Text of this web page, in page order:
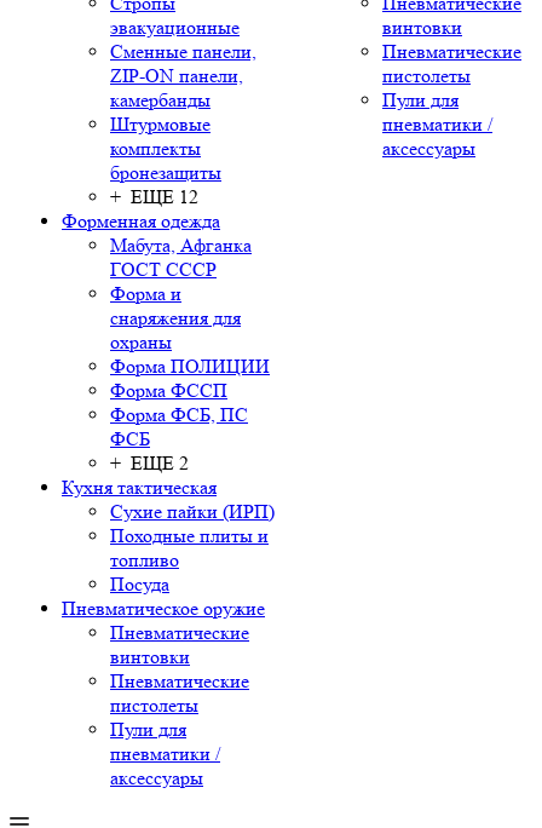
эвакуационные
Сменные панели,
ZIP-ON панели,
камербанды
Штурмовые
комплекты
бронезащиты
+ ЕЩЕ 12
Форменная одежда
Мабута, Афганка
ГОСТ СССР
Форма и
снаряжения для
охраны
Форма ПОЛИЦИИ
Форма ФССП
Форма ФСБ, ПС
ФСБ
+ ЕЩЕ 2
Кухня тактическая
Сухие пайки (ИРП)
Походные плиты и
топливо
Посуда
Пневматическое оружие
Пневматические
винтовки
Пневматические
пистолеты
Пули для
пневматики /
аксессуары
винтовки
Пневматические
пистолеты
Пули для
пневматики /
аксессуары